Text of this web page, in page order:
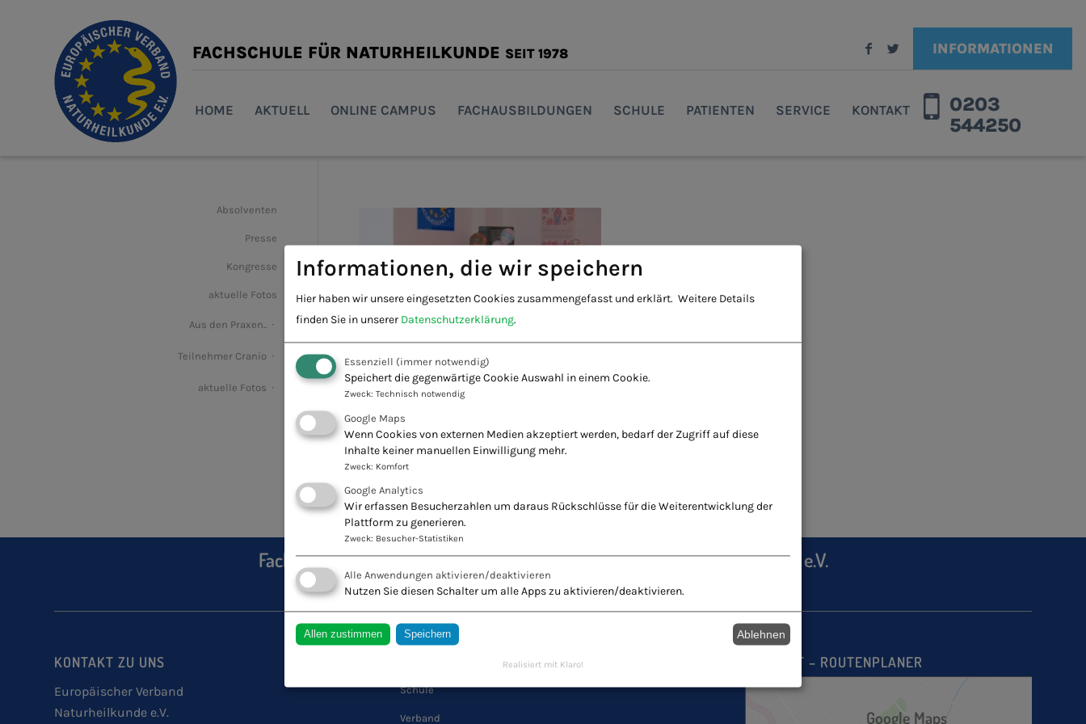
0203
544250
FACHSCHULE FÜR NATURHEILKUNDE SEIT 1978 INFORMATIONEN
HOME AKTUELL ONLINE CAMPUS FACHAUSBILDUNGEN SCHULE PATIENTEN SERVICE KONTAKT
Absolventen
Presse
Kongresse
aktuelle Fotos
Aus den Praxen..
Teilnehmer Cranio
aktuelle Fotos
Fachschule für Naturheilkunde - Europäischer Verband Naturheilkunde e.V.
Innovation + Tradition = Zukunft
KONTAKT ZU UNS
Europäischer Verband
Naturheilkunde e.V.
Schule
Verband
ANFAHRT – ROUTENPLANER
Google Maps
Informationen, die wir speichern
Hier haben wir unsere eingesetzten Cookies zusammengefasst und erklärt. Weitere Details
finden Sie in unserer Datenschutzerklärung.
Essenziell (immer notwendig)
Speichert die gegenwärtige Cookie Auswahl in einem Cookie.
Zweck: Technisch notwendig
Google Maps
Wenn Cookies von externen Medien akzeptiert werden, bedarf der Zugriff auf diese
Inhalte keiner manuellen Einwilligung mehr.
Zweck: Komfort
Google Analytics
Wir erfassen Besucherzahlen um daraus Rückschlüsse für die Weiterentwicklung der
Plattform zu generieren.
Zweck: Besucher-Statistiken
Alle Anwendungen aktivieren/deaktivieren
Nutzen Sie diesen Schalter um alle Apps zu aktivieren/deaktivieren.
Allen zustimmen Speichern Ablehnen
Realisiert mit Klaro!